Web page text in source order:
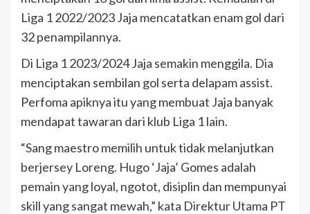
Liga 1 2022/2023 Jaja mencatatkan enam gol dari
32 penampilannya.
Di Liga 1 2023/2024 Jaja semakin menggila. Dia
menciptakan sembilan gol serta delapam assist.
Perfoma apiknya itu yang membuat Jaja banyak
mendapat tawaran dari klub Liga 1 lain.
“Sang maestro memilih untuk tidak melanjutkan
berjersey Loreng. Hugo ‘Jaja’ Gomes adalah
pemain yang loyal, ngotot, disiplin dan mempunyai
skill yang sangat mewah,” kata Direktur Utama PT